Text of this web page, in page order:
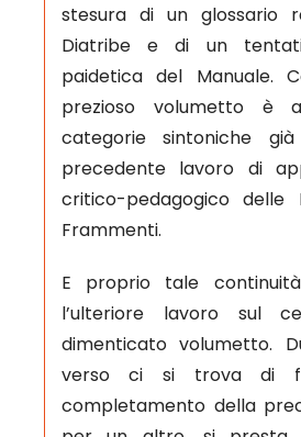
stesura di un glossario
Diatribe e di un
paidetica del Manuale.
prezioso volumetto è
categorie sintoniche
precedente lavoro di
critico-pedagogico
Frammenti.
E proprio tale
l’ulteriore lavoro sul
dimenticato volumetto.
verso ci si trova di
completamento della